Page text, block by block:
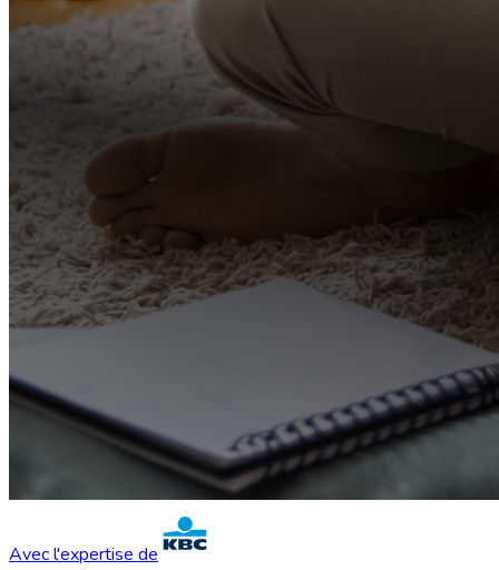
Avec l'expertise de